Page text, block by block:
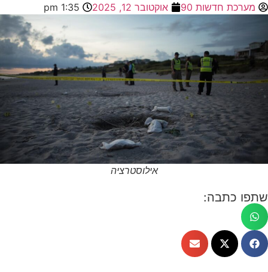
מערכת חדשות 90
אוקטובר 12, 2025 1:35 pm
אילוסטרציה
שתפו כתבה: